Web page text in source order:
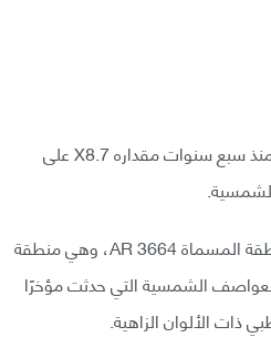
حدث للتو أقوى انفجار شمسي منذ سبع سنوات مقداره X8.7 على
نشأ الانفجار الشمسي في المنطقة المسماة AR 3664، وهي منطقة
الشمسية التي حدثت مؤخرًا
ذات الألوان الزاهية.